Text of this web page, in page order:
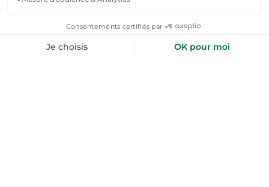
rochers de granit rose aux formes étonnantes,
jusqu'à Trégastel, qui s’étend sur 10km. À